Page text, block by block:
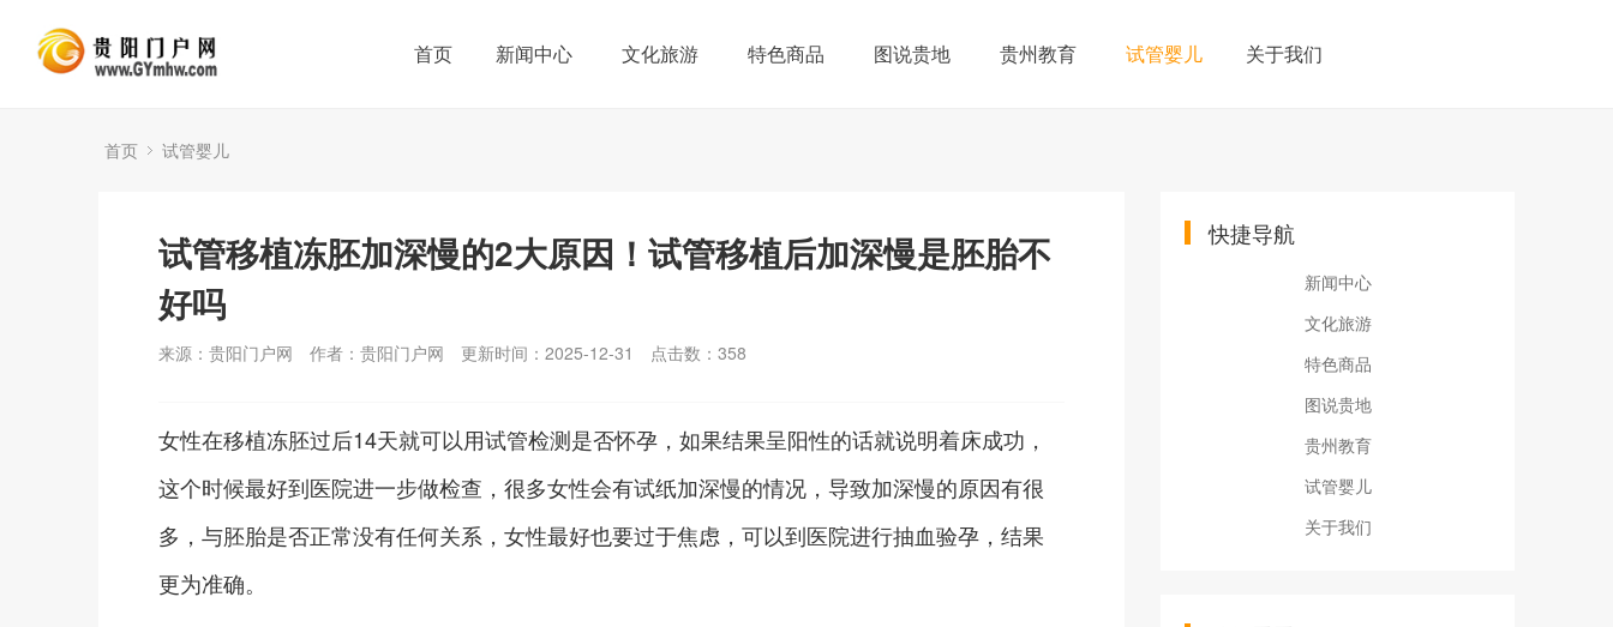
首页 新闻中心 文化旅游 特色商品 图说贵地 贵州教育 试管婴儿 关于我们
首页 试管婴儿
试管移植冻胚加深慢的2大原因！试管移植后加深慢是胚胎不
好吗
来源：贵阳门户网 作者：贵阳门户网 更新时间：2025-12-31 点击数： 358
女性在移植冻胚过后14天就可以用试管检测是否怀孕，如果结果呈阳性的话就说明着床成功，
这个时候最好到医院进一步做检查，很多女性会有试纸加深慢的情况，导致加深慢的原因有很
多，与胚胎是否正常没有任何关系，女性最好也要过于焦虑，可以到医院进行抽血验孕，结果
更为准确。
快捷导航
新闻中心
文化旅游
特色商品
图说贵地
贵州教育
试管婴儿
关于我们